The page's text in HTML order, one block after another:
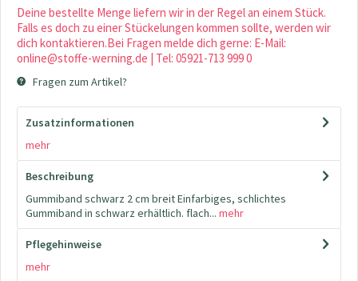
Deine bestellte Menge liefern wir in der Regel an einem Stück.
Falls es doch zu einer Stückelungen kommen sollte, werden wir
dich kontaktieren.Bei Fragen melde dich gerne: E-Mail:
online@stoffe-werning.de | Tel: 05921-713 999 0
Fragen zum Artikel?
Zusatzinformationen
mehr
Beschreibung
Gummiband schwarz 2 cm breit Einfarbiges, schlichtes
Gummiband in schwarz erhältlich. flach... mehr
Pflegehinweise
mehr